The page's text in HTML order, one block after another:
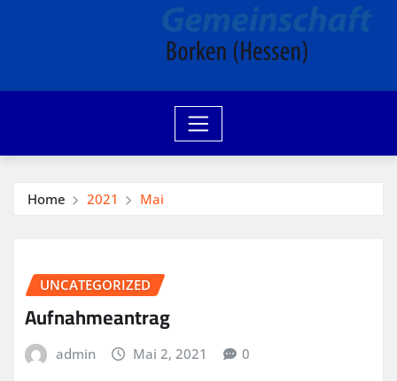
Home 2021 Mai
UNCATEGORIZED
Aufnahmeantrag
admin Mai 2, 2021 0